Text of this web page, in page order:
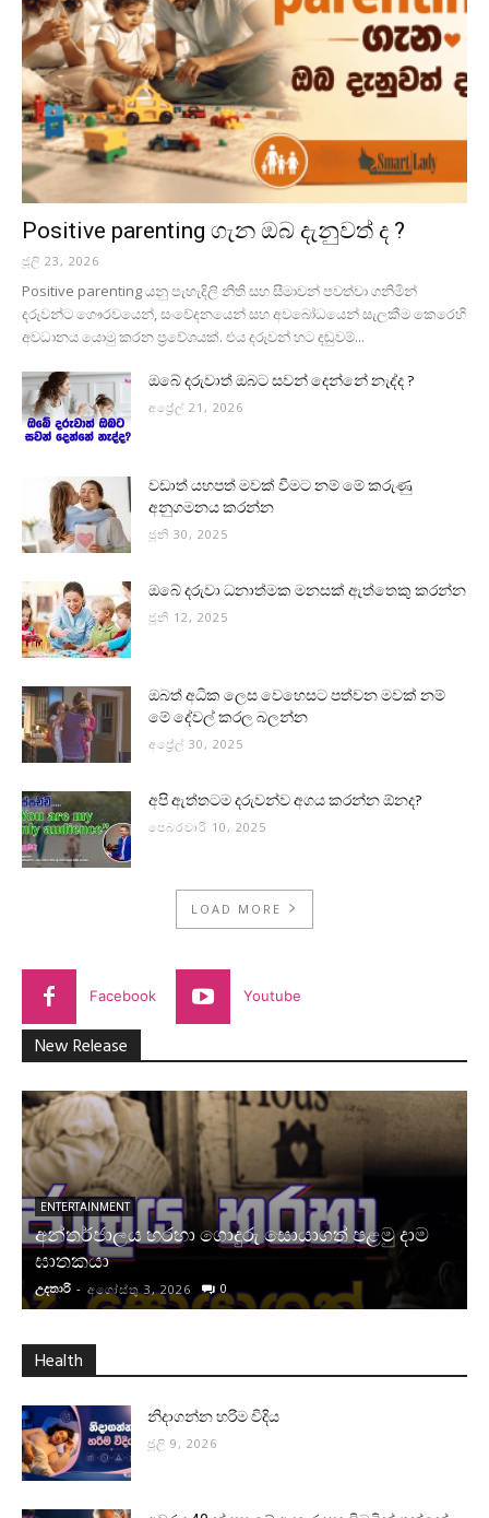
Positive parenting ගැන ඔබ දැනුවත් ද ?
ජූලි 23, 2026
Positive parenting යනු පැහැදිලි නීති සහ සීමාවන් පවත්වා ගනිමින්
දරුවන්ට ගෞරවයෙන්, සංවේදනයෙන් සහ අවබෝධයෙන් සැලකීම කෙරෙහි
අවධානය යොමු කරන ප්‍රවේශයක්. එය දරුවන් හට දඬුවම්...
ඔබේ දරුවාත් ඔබට සවන් දෙන්නේ නැද්ද ?
අප්‍රේල් 21, 2026
වඩාත් යහපත් මවක් වීමට නම් මේ කරුණු
අනුගමනය කරන්න
ජූනි 30, 2025
ඔබේ දරුවා ධනාත්මක මනසක් ඇත්තෙකු කරන්න
ජූනි 12, 2025
ඔබත් අධික ලෙස වෙහෙසට පත්වන මවක් නම්
මේ දේවල් කරල බලන්න
අප්‍රේල් 30, 2025
අපි ඇත්තටම දරුවන්ව අගය කරන්න ඕනද?
පෙබරවාරි 10, 2025
LOAD MORE
Facebook Youtube
New Release
ENTERTAINMENT
අන්තර්ජාලය හරහා ගොදුරු සොයාගත් පළමු දාම
ඝාතකයා
උදතාරි - අගෝස්තු 3, 2026 0
Health
නිදාගන්න හරිම විදිය
ජූලි 9, 2026